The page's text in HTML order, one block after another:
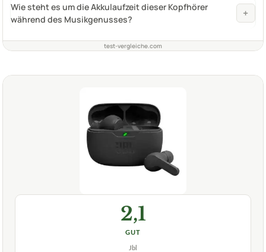
Wie steht es um die Akkulaufzeit dieser Kopfhörer
während des Musikgenusses?
+
test-vergleiche.com
2,1
GUT
Jbl